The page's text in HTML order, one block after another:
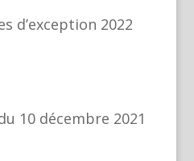
d’exception 2022
10 décembre 2021